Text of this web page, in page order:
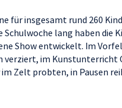
für insgesamt rund 260
Schulwoche lang haben
Show entwickelt. Im
verziert, im Kunstunterricht
Zelt probten, in Pausen